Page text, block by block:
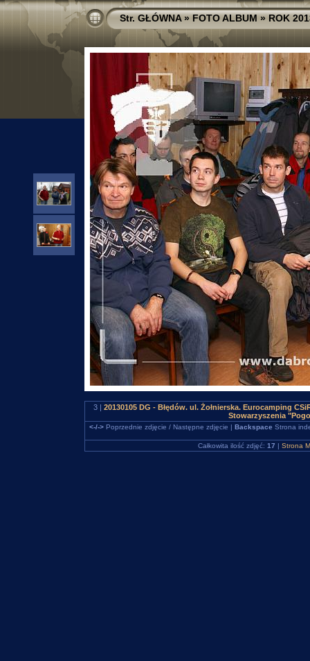
Str. GŁÓWNA»FOTO ALBUM»ROK
3 | 20130105 DG - Błędów. ul. Żołnierska. Eurocamping
Stowarzyszenia
<-/->Poprzednie zdjęcie / Następne zdjęcie | Backspace Strona
Całkowita ilość zdjęć: 17 | Strona